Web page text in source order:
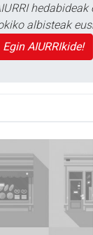
albisteak
Egin AIURRIkide!